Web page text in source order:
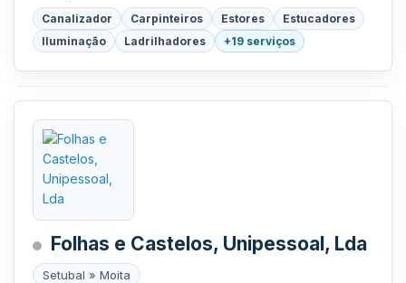
Canalizador Carpinteiros Estores
Estucadores
Iluminação
Ladrilhadores +19 serviços
Folhas e Castelos, Unipessoal, Lda
Setubal » Moita